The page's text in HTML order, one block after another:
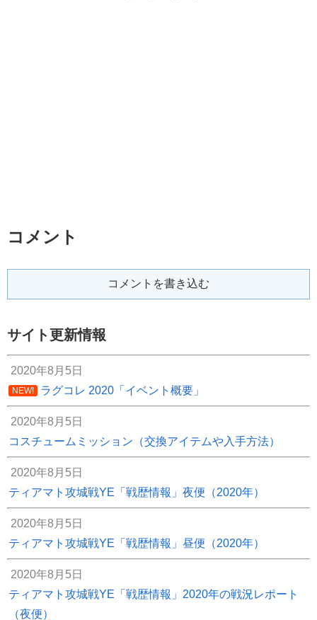
コメント
コメントを書き込む
サイト更新情報
2020年8月5日
NEW! ラグコレ 2020「イベント概要」
2020年8月5日
コスチュームミッション（交換アイテムや入手方法）
2020年8月5日
ティアマト攻城戦YE「戦歴情報」夜便（2020年）
2020年8月5日
ティアマト攻城戦YE「戦歴情報」昼便（2020年）
2020年8月5日
ティアマト攻城戦YE「戦歴情報」2020年の戦況レポート
（夜便）